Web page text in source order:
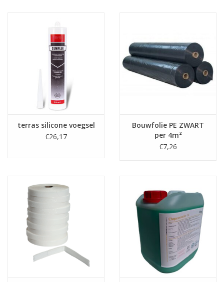
terras silicone voegsel
€26,17
Bouwfolie PE ZWART
per 4m²
€7,26